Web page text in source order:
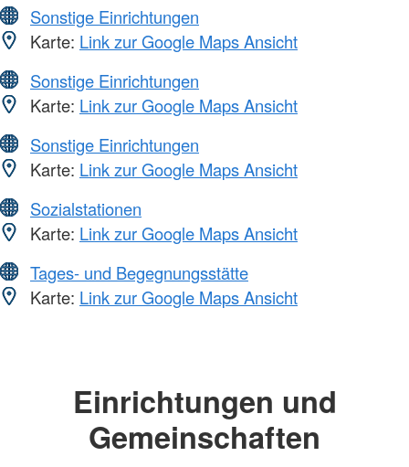
Sonstige Einrichtungen
Karte: Link zur Google Maps Ansicht
Sonstige Einrichtungen
Karte: Link zur Google Maps Ansicht
Sonstige Einrichtungen
Karte: Link zur Google Maps Ansicht
Sozialstationen
Karte: Link zur Google Maps Ansicht
Tages- und Begegnungsstätte
Karte: Link zur Google Maps Ansicht
Einrichtungen und
Gemeinschaften